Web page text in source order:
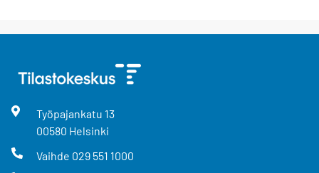
Työpajankatu 13
00580 Helsinki
Vaihde 029 551 1000